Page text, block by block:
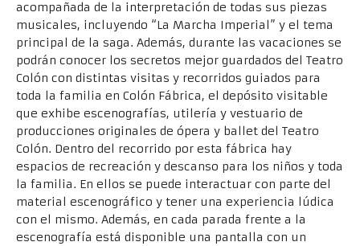
acompañada de la interpretación de todas sus piezas
musicales, incluyendo “La Marcha Imperial” y el tema
principal de la saga. Además, durante las vacaciones se
podrán conocer los secretos mejor guardados del Teatro
Colón con distintas visitas y recorridos guiados para
toda la familia en Colón Fábrica, el depósito visitable
que exhibe escenografías, utilería y vestuario de
producciones originales de ópera y ballet del Teatro
Colón. Dentro del recorrido por esta fábrica hay
espacios de recreación y descanso para los niños y toda
la familia. En ellos se puede interactuar con parte del
material escenográfico y tener una experiencia lúdica
con el mismo. Además, en cada parada frente a la
escenografía está disponible una pantalla con un